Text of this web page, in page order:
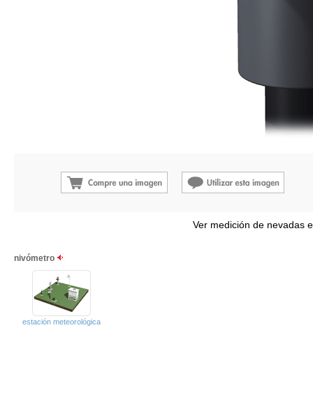
Ver medición de nevadas
nivómetro
estación meteorológica